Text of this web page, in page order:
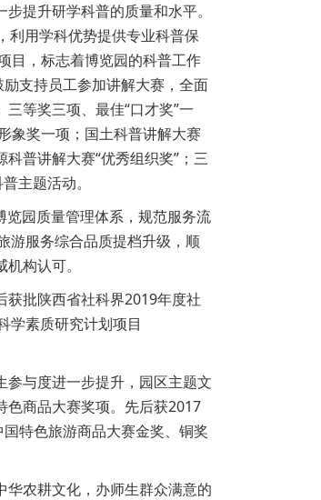
提升研学科普的质量和水平。
利用学科优势提供专业科普保
目，标志着博览园的科普工作
支持员工参加讲解大赛，全面
等奖三项、最佳“口才奖”一
象奖一项；国土科普讲解大赛
普讲解大赛“优秀组织奖”；三
主题活动。
园质量管理体系，规范服务流
游服务综合品质提档升级，顺
构认可。
批陕西省社科界2019年度社
学素质研究计划项目
与度进一步提升，园区主题文
色商品大赛奖项。先后获2017
特色旅游商品大赛金奖、铜奖
农耕文化，办师生群众满意的